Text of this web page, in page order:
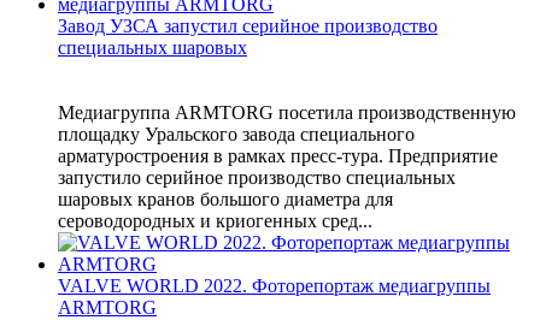
Завод УЗСА запустил серийное производство
специальных шаровых
Медиагруппа ARMTORG посетила производственную
площадку Уральского завода специального
арматуростроения в рамках пресс-тура. Предприятие
запустило серийное производство специальных
шаровых кранов большого диаметра для
сероводородных и криогенных сред...
VALVE WORLD 2022. Фоторепортаж медиагруппы
ARMTORG